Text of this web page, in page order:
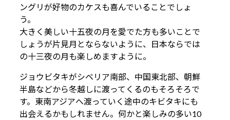
ングリが好物のカケスも喜んでいることでしょ
う。
大きく美しい十五夜の月を愛でた方も多いことで
しょうが片見月とならないように、日本ならでは
の十三夜の月も楽しめますように。
ジョウビタキがシベリア南部、中国東北部、朝鮮
半島などから冬越しに渡ってくるのもそろそろで
す。東南アジアへ渡っていく途中のキビタキにも
出会えるかもしれません。何かと楽しみの多い10